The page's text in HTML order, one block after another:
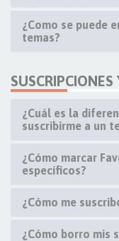
¿Como se puede
temas?
¿Cuál es la
suscribirme a un
¿Cómo marcar
específicos?
¿Cómo me
¿Cómo borro mis